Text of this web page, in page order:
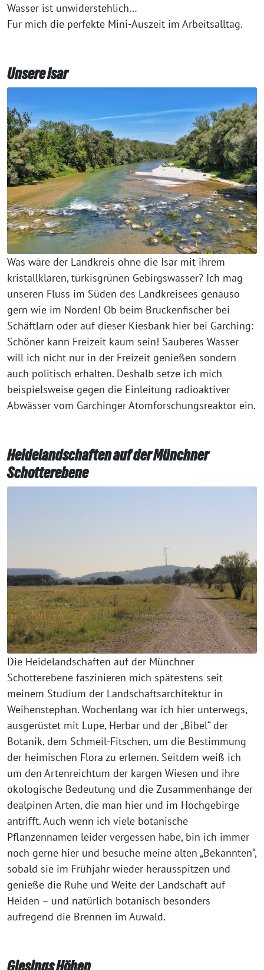
Wasser ist unwiderstehlich…
Für mich die perfekte Mini-Auszeit im Arbeitsalltag.
Unsere Isar
Was wäre der Landkreis ohne die Isar mit ihrem
kristallklaren, türkisgrünen Gebirgswasser? Ich mag
unseren Fluss im Süden des Landkreisees genauso
gern wie im Norden! Ob beim Bruckenfischer bei
Schäftlarn oder auf dieser Kiesbank hier bei Garching:
Schöner kann Freizeit kaum sein! Sauberes Wasser
will ich nicht nur in der Freizeit genießen sondern
auch politisch erhalten. Deshalb setze ich mich
beispielsweise gegen die Einleitung radioaktiver
Abwässer vom Garchinger Atomforschungsreaktor ein.
Heidelandschaften auf der Münchner
Schotterebene
Die Heidelandschaften auf der Münchner
Schotterebene faszinieren mich spätestens seit
meinem Studium der Landschaftsarchitektur in
Weihenstephan. Wochenlang war ich hier unterwegs,
ausgerüstet mit Lupe, Herbar und der „Bibel“ der
Botanik, dem Schmeil-Fitschen, um die Bestimmung
der heimischen Flora zu erlernen. Seitdem weiß ich
um den Artenreichtum der kargen Wiesen und ihre
ökologische Bedeutung und die Zusammenhänge der
dealpinen Arten, die man hier und im Hochgebirge
antrifft. Auch wenn ich viele botanische
Pflanzennamen leider vergessen habe, bin ich immer
noch gerne hier und besuche meine alten „Bekannten“,
sobald sie im Frühjahr wieder herausspitzen und
genieße die Ruhe und Weite der Landschaft auf
Heiden – und natürlich botanisch besonders
aufregend die Brennen im Auwald.
Giesings Höhen